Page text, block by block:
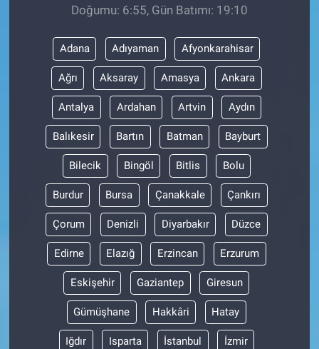
Doğumu: 6:55, Gün Batımı: 19:10
Adana Adıyaman Afyonkarahisar
Ağrı Aksaray Amasya Ankara
Antalya Ardahan Artvin Aydın
Balıkesir Bartın Batman Bayburt
Bilecik Bingöl Bitlis Bolu
Burdur Bursa Çanakkale Çankırı
Çorum Denizli Diyarbakır Düzce
Edirne Elazığ Erzincan Erzurum
Eskişehir Gaziantep Giresun
Gümüşhane Hakkâri Hatay
Iğdır Isparta İstanbul İzmir